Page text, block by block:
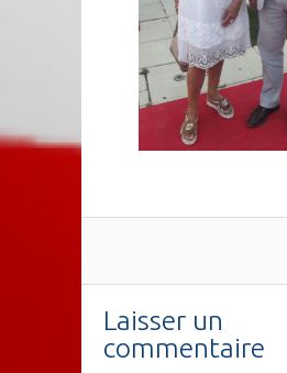
Laisser un
commentaire